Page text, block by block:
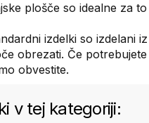
plošče so idealne za
izdelki so izdelani
obrezati. Če
obvestite.
v tej kategoriji: